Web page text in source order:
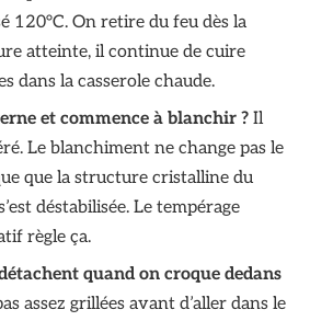
120°C. On retire du feu dès la
atteinte, il continue de cuire
dans la casserole chaude.
et commence à blanchir ? Il
Le blanchiment ne change pas le
que la structure cristalline du
déstabilisée. Le tempérage
règle ça.
quand on croque dedans
assez grillées avant d’aller dans le